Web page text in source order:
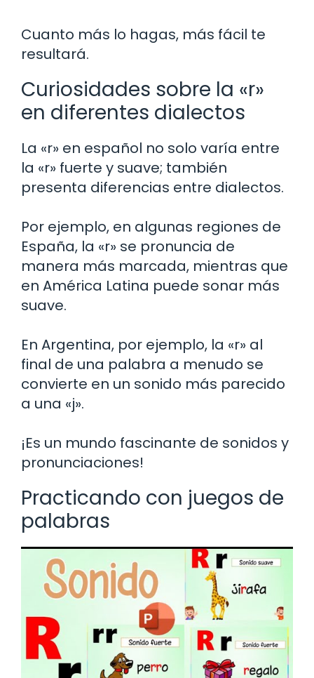
Cuanto más lo hagas, más fácil te
resultará.
Curiosidades sobre la «r»
en diferentes dialectos
La «r» en español no solo varía entre
la «r» fuerte y suave; también
presenta diferencias entre dialectos.
Por ejemplo, en algunas regiones de
España, la «r» se pronuncia de
manera más marcada, mientras que
en América Latina puede sonar más
suave.
En Argentina, por ejemplo, la «r» al
final de una palabra a menudo se
convierte en un sonido más parecido
a una «j».
¡Es un mundo fascinante de sonidos y
pronunciaciones!
Practicando con juegos de
palabras